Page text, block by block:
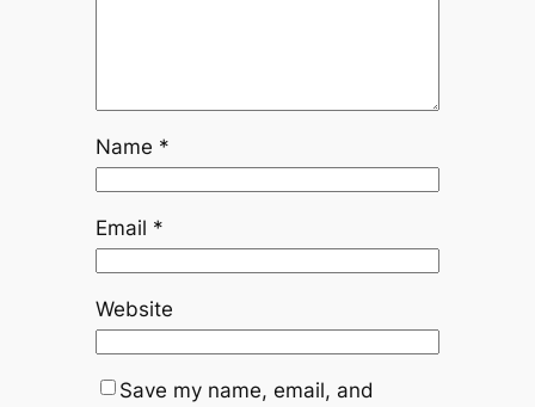
Name *
Email *
Website
Save my name, email, and